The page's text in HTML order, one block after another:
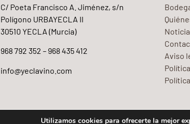
C/ Poeta Francisco A. Jiménez, s/n
Polígono URBAYECLA II
30510 YECLA (Murcia)
968 792 352 – 968 435 412
info@yeclavino.com
Aviso
Utilizamos cookies para ofrecerte la mejor